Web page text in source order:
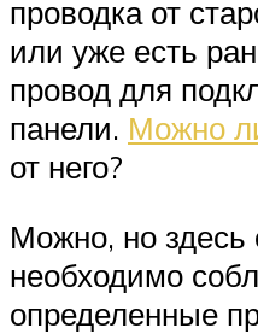
проводка от
или уже есть
провод для
панели. Можно
от него?
Можно, но здесь
необходимо
определенные